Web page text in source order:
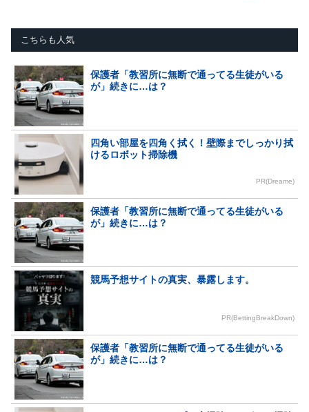
こちらも人気
保護者「教習所に無断で通ってる生徒がいる
が」続きに…は？
四角い部屋を四角く拭く！壁際までしっかり拭
けるロボット掃除機
PR(Dreame)
保護者「教習所に無断で通ってる生徒がいる
が」続きに…は？
競馬予想サイトの真実、暴露します。
PR(BettingBreakDown)
保護者「教習所に無断で通ってる生徒がいる
が」続きに…は？